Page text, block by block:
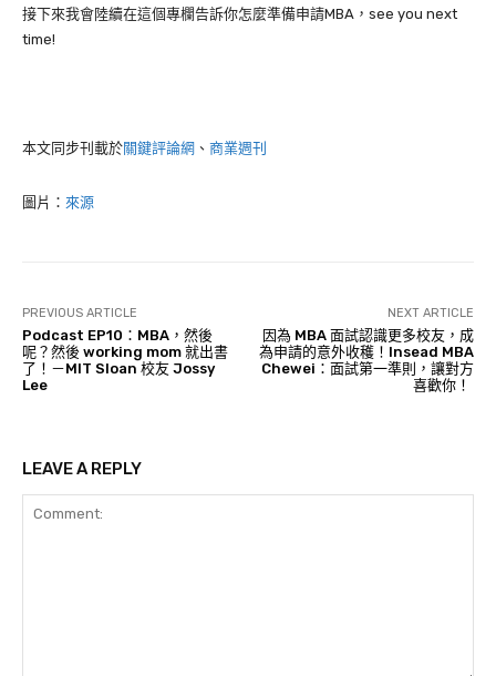
接下來我會陸續在這個專欄告訴你怎麼準備申請MBA，see you next
time!
本文同步刊載於關鍵評論網 、 商業週刊
圖片： 來源
PREVIOUS ARTICLE
Podcast EP10：MBA，然後
呢？然後 working mom 就出書
了！－MIT Sloan 校友 Jossy
Lee
NEXT ARTICLE
因為 MBA 面試認識更多校友，成
為申請的意外收穫！Insead MBA
Chewei：面試第一準則，讓對方
喜歡你！
LEAVE A REPLY